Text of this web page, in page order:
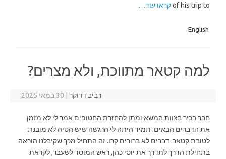
of his trip toקראו עוד…
English
למה קטאר מתווכת, ולא מצרים?
רביב דרוקר 30 במאי 2025
חבר בכיר בצוות המשא ומתן להחזרת החטופים אמר לי לא מזמן
את הדברים הבאים: תמיד היתה לי הרגשה שיש הטיה לא מובנת
לטובת קטאר. דברים לא ברורים קרו. זה התחיל מכך שקיבלנו הוראה
בתחילת הדרך לתדרך את יוסי כהן, ראש המוסד לשעבר, לקראת